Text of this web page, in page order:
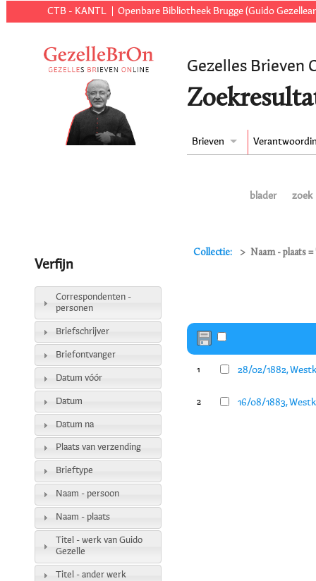
CTB - KANTL Openbare Bibliotheek Brugge (Guido
Gezelles Brieven
Brieven
blader zoek
Collectie: Naam - plaats
1 28/02/1882,
2 16/08/1883,
Verfijn
Correspondenten -
personen
Briefschrijver
Briefontvanger
Datum vóór
Datum
Datum na
Plaats van verzending
Brieftype
Naam - persoon
Naam - plaats
Titel - werk van Guido
Gezelle
Titel - ander werk